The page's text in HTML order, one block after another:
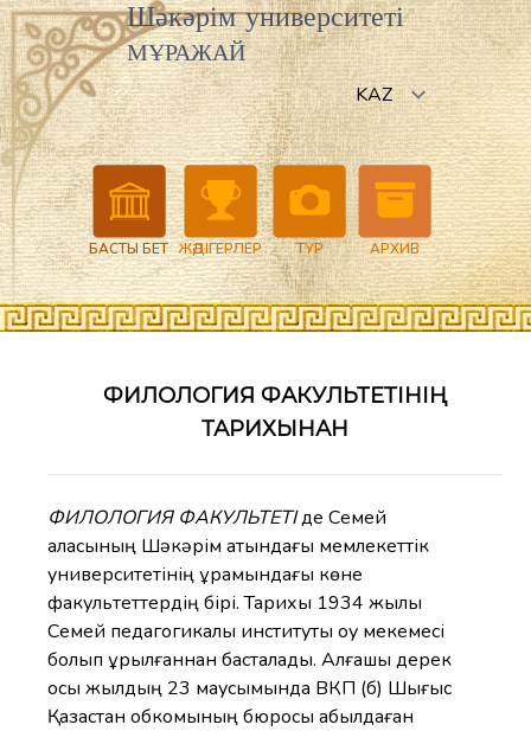
Шәкәрім университеті
МҰРАЖАЙ
БАСТЫ БЕТ ЖӘДІГЕРЛЕР ТУР АРХИВ
ФИЛОЛОГИЯ ФАКУЛЬТЕТІНІҢ
ТАРИХЫНАН
ФИЛОЛОГИЯ ФАКУЛЬТЕТІде Семей
қаласының Шәкәрім атындағы мемлекеттік
университетінің құрамындағы көне
факультеттердің бірі. Тарихы 1934 жылы
Семей педагогикалық институты оқу мекемесі
болып құрылғаннан басталады. Алғашқы дерек
осы жылдың 23 маусымында ВКП (б) Шығыс
Қазақстан обкомының бюросы қабылдаған